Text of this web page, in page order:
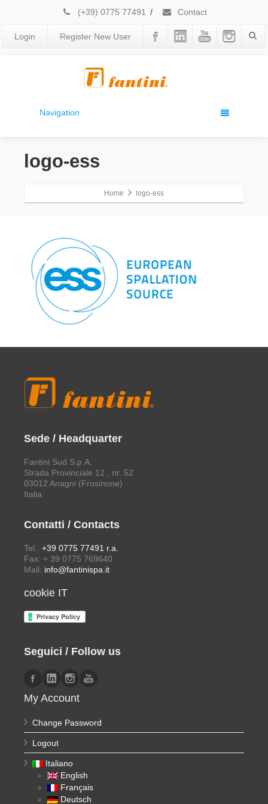
(+39) 0775 77491 / Contact
Login Register New User
Navigation
logo-ess
Home logo-ess
Sede / Headquarter
Fantini Sud S.p.A.
Strada Provinciale 12 , nr. 52
03012 Anagni (Frosinone)
Italia
Contatti / Contacts
Tel.: +39 0775 77491 r.a.
Fax: + 39 0775 769640
Mail: info@fantinispa.it
cookie IT
Seguici / Follow us
My Account
Change Password
Logout
Italiano
English
Français
Deutsch